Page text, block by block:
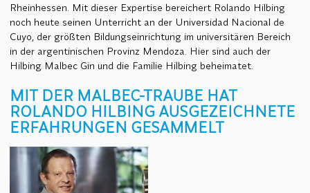
Rheinhessen. Mit dieser Expertise bereichert Rolando Hilbing
noch heute seinen Unterricht an der Universidad Nacional de
Cuyo, der größten Bildungseinrichtung im universitären Bereich
in der argentinischen Provinz Mendoza. Hier sind auch der
Hilbing Malbec Gin und die Familie Hilbing beheimatet.
MIT DER MALBEC-TRAUBE HAT
ROLANDO HILBING AUSGEZEICHNETE
ERFAHRUNGEN GESAMMELT